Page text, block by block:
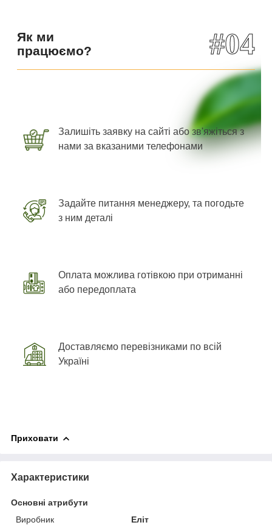
Як ми
працюємо?
#04
Залишіть заявку на сайті або зв'яжіться з
нами за вказаними телефонами
Задайте питання менеджеру, та погодьте
з ним деталі
Оплата можлива готівкою при отриманні
або передоплата
Доставляємо перевізниками по всій
Україні
Приховати
Характеристики
Основні атрибути
Виробник
Еліт